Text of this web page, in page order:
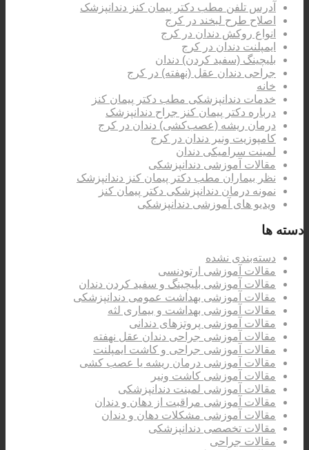
آدرس تلفن مطب دکتر پیمان کنز دندانپزشک
اصلاح طرح لبخند در کرج
انواع روکش دندان در کرج
ایمپلنت دندان در کرج
بلیچینگ (سفید کردن) دندان
جراحی دندان عقل (نهفته) در کرج
خانه
خدمات دندانپزشکی مطب دکتر پیمان کنز
درباره دکتر پیمان کنز جراح دندانپزشک
درمان ریشه (عصب‌کشی) دندان در کرج
کامپوزیت ونیر دندان در کرج
لمینت سرامیکی دندان
مقالات آموزشی دندانپزشکی
نظر بیماران مطب دکتر پیمان کنز دندانپزشک
نمونه درمان دندانپزشکی دکتر پیمان کنز
ویدیو های آموزشی دندانپزشکی
دسته ها
دسته‌بندی نشده
مقالات آموزشی ارتودنسی
مقالات آموزشی بلیچینگ و سفید کردن دندان
مقالات آموزشی بهداشت عمومی دندانپزشکی
مقالات آموزشی بهداشت و بیماری لثه
مقالات آموزشی پروتزهای دندانی
مقالات آموزشی جراحی دندان عقل نهفته
مقالات آموزشی جراحی و کاشت ایمپلنت
مقالات آموزشی درمان ریشه یا عصب کشی
مقالات آموزشی کاشت ونیر
مقالات آموزشی لمینت دندانپزشکی
مقالات آموزشی مراقبت از دهان و دندان
مقالات آموزشی مشکلات دهان و دندان
مقالات تخصصی دندانپزشکی
مقالات جراحی